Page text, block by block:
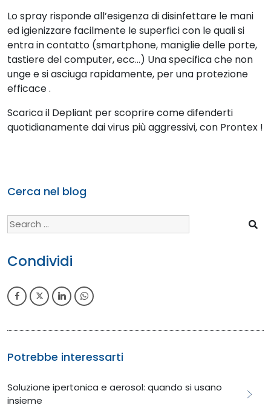
Lo spray risponde all’esigenza di disinfettare le mani
ed igienizzare facilmente le superfici con le quali si
entra in contatto (smartphone, maniglie delle porte,
tastiere del computer, ecc…) Una specifica che non
unge e si asciuga rapidamente, per una protezione
efficace .
Scarica il Depliant per scoprire come difenderti
quotidianamente dai virus più aggressivi, con Prontex !
Cerca nel blog
Search
for:
Condividi
Potrebbe interessarti
Soluzione ipertonica e aerosol: quando si usano
insieme